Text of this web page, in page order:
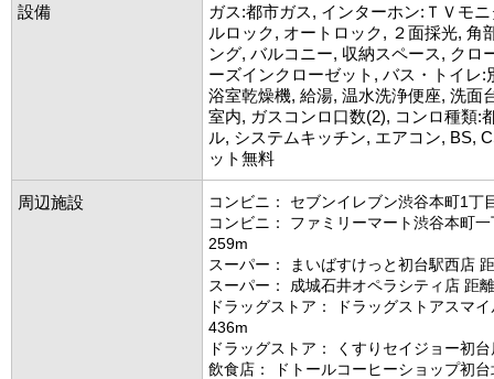
設備
ガス:都市ガス, インターホン:ＴＶモ
ルロック, オートロック, ２面採光, 角
ング, バルコニー, 収納スペース, クロ
ーズインクローゼット, バス・トイレ:
浴室乾燥機, 給湯, 温水洗浄便座, 洗面
室内, ガスコンロ口数(2), コンロ種類:
ル, システムキッチン, エアコン, BS,
ット無料
周辺施設
コンビニ： セブンイレブン渋谷本町1丁
コンビニ： ファミリーマート渋谷本町
259m
スーパー： まいばすけっと初台駅西店
スーパー： 成城石井オペラシティ店 距
ドラッグストア： ドラッグストアスマ
436m
ドラッグストア： くすりセイジョー初
飲食店： ドトールコーヒーショップ初